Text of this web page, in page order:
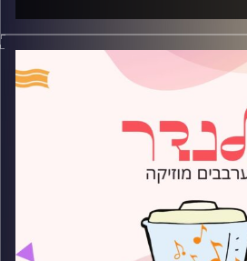
את הבוקר בהגשת עדן ברק